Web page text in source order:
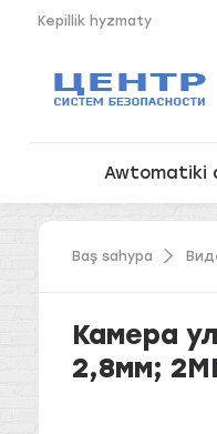
Kepillik hyzmaty
Awtomatiki
Baş sahypa
Камера
2,8мм;